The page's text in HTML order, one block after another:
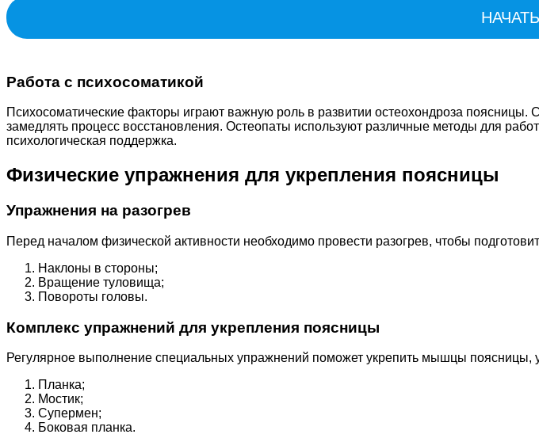
Работа с психосоматикой
Психосоматические факторы играют важную роль в развитии остеохондроза
замедлять процесс восстановления. Остеопаты используют различные методы для
психологическая поддержка.
Физические упражнения для укрепления поясницы
Упражнения на разогрев
Перед началом физической активности необходимо провести разогрев, чтобы
Наклоны в стороны;
Вращение туловища;
Повороты головы.
Комплекс упражнений для укрепления поясницы
Регулярное выполнение специальных упражнений поможет укрепить мышцы поясницы,
Планка;
Мостик;
Супермен;
Боковая планка.